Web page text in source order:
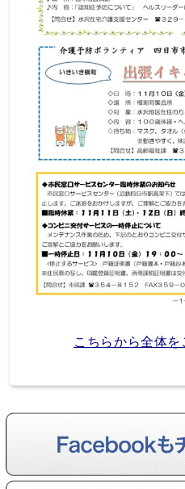
こちらから全体